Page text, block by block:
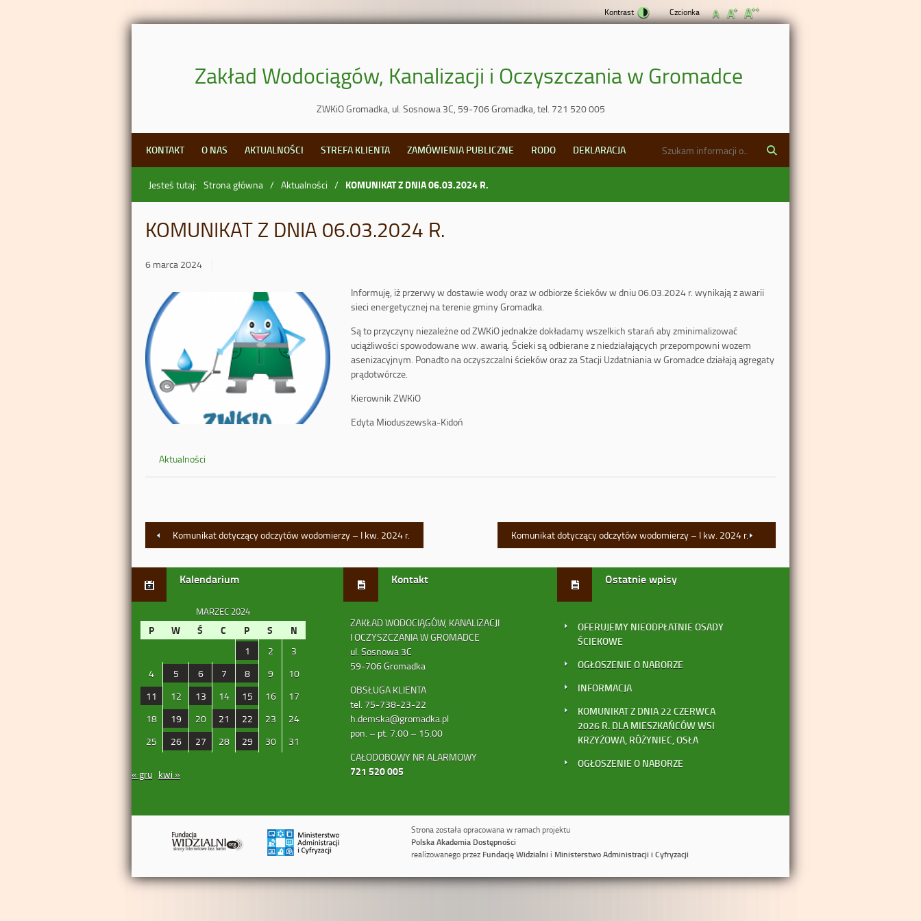
Zakład Wodociągów, Kanalizacji i Oczyszczania w Gromadce
ZWKiO Gromadka, ul. Sosnowa 3C, 59-706 Gromadka, tel. 721 520 005
Kontrast Czcionka
KONTAKT O NAS AKTUALNOŚCI STREFA KLIENTA ZAMÓWIENIA PUBLICZNE RODO DEKLARACJA
Jesteś tutaj: Strona główna Aktualności KOMUNIKAT Z DNIA 06.03.2024 R.
KOMUNIKAT Z DNIA 06.03.2024 R.
6 marca 2024
Informuję, iż przerwy w dostawie wody oraz w odbiorze ścieków w dniu 06.03.2024 r. wynikają z awarii
sieci energetycznej na terenie gminy Gromadka.
Są to przyczyny niezależne od ZWKiO jednakże dokładamy wszelkich starań aby zminimalizować
uciążliwości spowodowane ww. awarią. Ścieki są odbierane z niedziałających przepompowni wozem
asenizacyjnym. Ponadto na oczyszczalni ścieków oraz za Stacji Uzdatniania w Gromadce działają agregaty
prądotwórcze.
Kierownik ZWKiO
Edyta Mioduszewska-Kidoń
Aktualności
Komunikat dotyczący odczytów wodomierzy – I kw. 2024 r. Komunikat dotyczący odczytów wodomierzy – I kw. 2024 r.
Kalendarium
MARZEC 2024
P W Ś C P S N
1 2
3
4
5 6 7 8 9
10
11
12 13 14 15 16
17
18
19 20 21 22 23
24
25
26 27 28 29 30 31
« gru kwi »
Kontakt
ZAKŁAD WODOCIĄGÓW, KANALIZACJI
I OCZYSZCZANIA W GROMADCE
ul. Sosnowa 3C
59-706 Gromadka
OBSŁUGA KLIENTA
tel. 75-738-23-22
h.demska@gromadka.pl
pon. – pt. 7.00 – 15.00
CAŁODOBOWY NR ALARMOWY
721 520 005
Ostatnie wpisy
OFERUJEMY NIEODPŁATNIE OSADY
ŚCIEKOWE
OGŁOSZENIE O NABORZE
INFORMACJA
KOMUNIKAT Z DNIA 22 CZERWCA
2026 R. DLA MIESZKAŃCÓW WSI
KRZYŻOWA, RÓŻYNIEC, OSŁA
OGŁOSZENIE O NABORZE
Strona została opracowana w ramach projektu
Polska Akademia Dostępności
realizowanego przez Fundację Widzialni i Ministerstwo Administracji i Cyfryzacji